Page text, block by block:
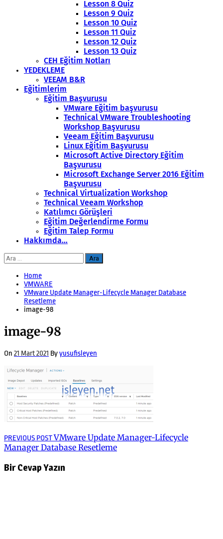
Lesson 8 Quiz
Lesson 9 Quiz
Lesson 10 Quiz
Lesson 11 Quiz
Lesson 12 Quiz
Lesson 13 Quiz
CEH Eğitim Notları
YEDEKLEME
VEEAM B&R
Eğitimlerim
Eğitim Başvurusu
VMware Eğitim başvurusu
Technical VMware Troubleshooting
Workshop Başvurusu
Veeam Eğitim Başvurusu
Linux Eğitim Başvurusu
Microsoft Active Directory Eğitim
Başvurusu
Microsoft Exchange Server 2016 Eğitim
Başvurusu
Technical Virtualization Workshop
Technical Veeam Workshop
Katılımcı Görüşleri
Eğitim Değerlendirme Formu
Eğitim Talep Formu
Hakkımda…
Arama:
Home
VMWARE
VMware Update Manager-Lifecycle Manager Database
Resetleme
image-98
image-98
On 21 Mart 2021 Byyusufisleyen
Yazı
gezinmesi
PREVIOUS POSTPrevious
post:
VMware Update Manager-Lifecycle
Manager Database Resetleme
Bir Cevap Yazın